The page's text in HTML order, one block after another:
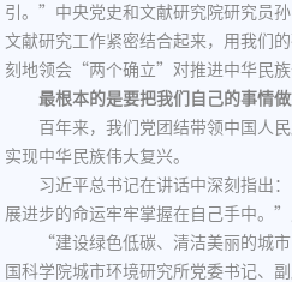
引。”中央党史和文献研究院研究员
文献研究工作紧密结合起来，用我们
刻地领会“两个确立”对推进中华民族
最根本的是要把我们自己的事情
百年来，我们党团结带领中国人
实现中华民族伟大复兴。
习近平总书记在讲话中深刻指出
展进步的命运牢牢掌握在自己手中。
“建设绿色低碳、清洁美丽的城
国科学院城市环境研究所党委书记、